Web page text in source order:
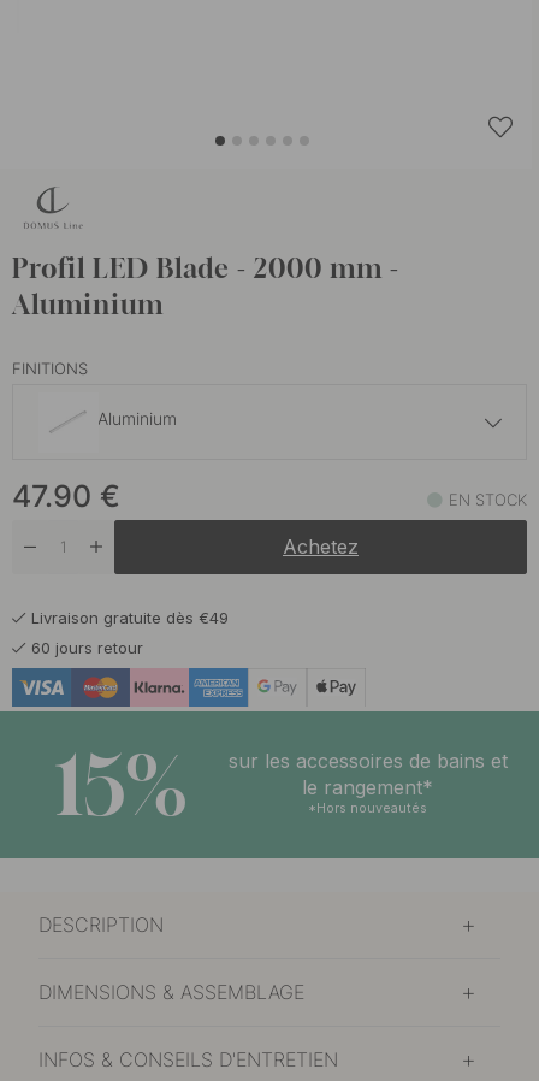
Profil LED Blade - 2000 mm -
Aluminium
FINITIONS
Aluminium
Noir mat En stock
47.90 € EN STOCK
Achetez
Livraison gratuite dès €49
60 jours retour
15%
sur les accessoires de bains et
le rangement*
*Hors nouveautés
DESCRIPTION
DIMENSIONS & ASSEMBLAGE
INFOS & CONSEILS D'ENTRETIEN